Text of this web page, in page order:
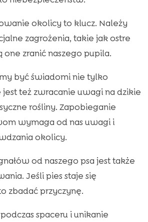
okolicy to klucz. Należy
zagrożenia, takie jak ostre
zranić naszego pupila.
być świadomi nie tylko
jest też zwracanie uwagi na dzikie
rośliny. Zapobieganie
wymaga od nas uwagi i
okolicy.
od naszego psa jest także
Jeśli pies staje się
zbadać przyczynę.
spaceru i unikanie